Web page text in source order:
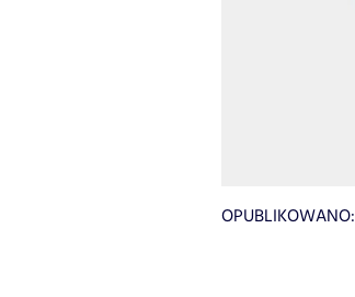
OPUBLIKOWANO: